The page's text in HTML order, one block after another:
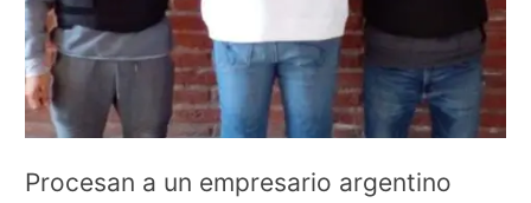
Procesan a un empresario argentino